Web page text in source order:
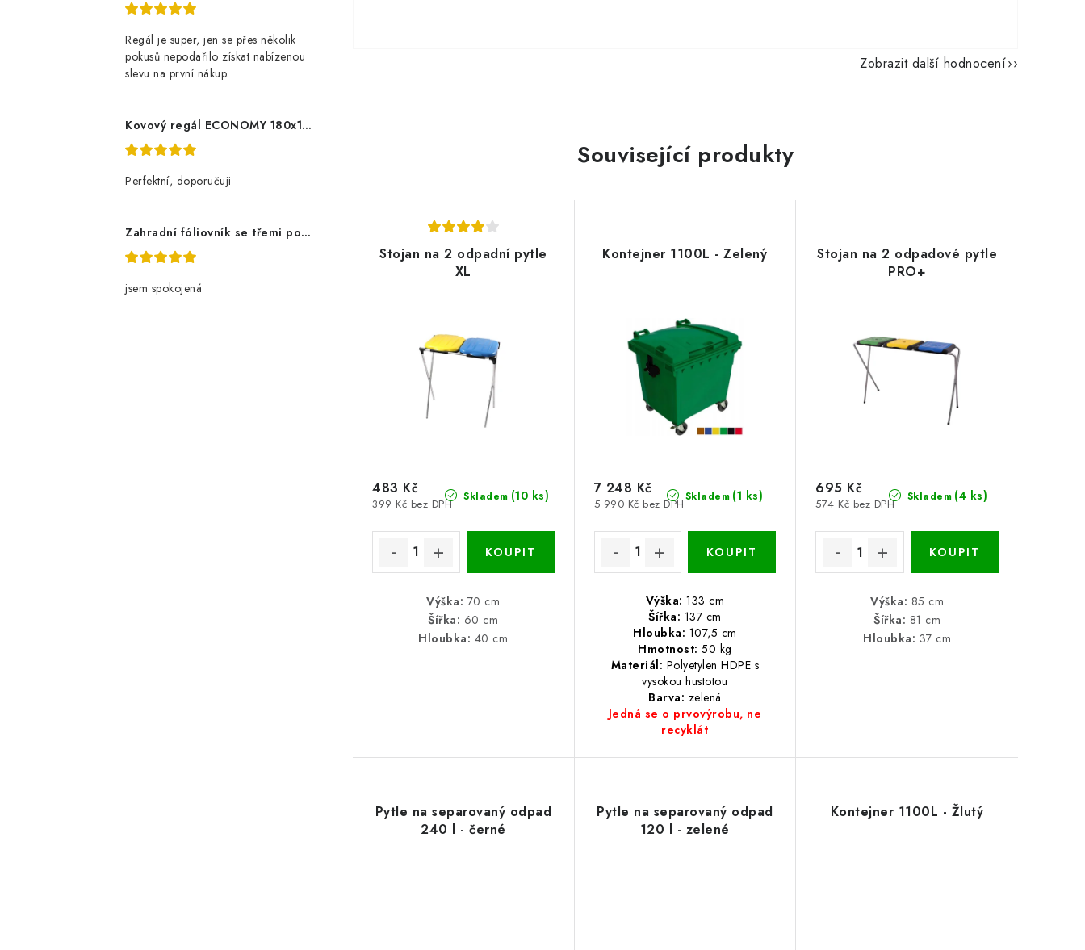
Regál je super, jen se přes několik
pokusů nepodařilo získat nabízenou
slevu na první nákup.
Kovový regál ECONOMY 180x120x60 5 polic - pozinkovaný
Perfektní, doporučuji
Zahradní fóliovník se třemi policemi
jsem spokojená
Zobrazit další hodnocení
Související produkty
Stojan na 2 odpadní pytle
XL
Skladem (10 ks)
399 Kč bez DPH
483 Kč
Výška: 70 cm
Šířka: 60 cm
Hloubka: 40 cm
Kontejner 1100L - Zelený
Skladem (1 ks)
5 990 Kč bez DPH
7 248 Kč
Výška: 133 cm
Šířka: 137 cm
Hloubka: 107,5 cm
Hmotnost: 50 kg
Materiál: Polyetylen HDPE s
vysokou hustotou
Barva: zelená
Jedná se o prvovýrobu, ne
recyklát
Stojan na 2 odpadové pytle
PRO+
Skladem (4 ks)
574 Kč bez DPH
695 Kč
Výška: 85 cm
Šířka: 81 cm
Hloubka: 37 cm
Pytle na separovaný odpad
240 l - černé
Pytle na separovaný odpad
120 l - zelené
Kontejner 1100L - Žlutý